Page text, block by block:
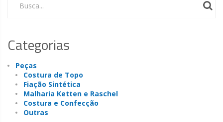
Busca...
Categorias
Peças
Costura de Topo
Fiação Sintética
Malharia Ketten e Raschel
Costura e Confecção
Outras